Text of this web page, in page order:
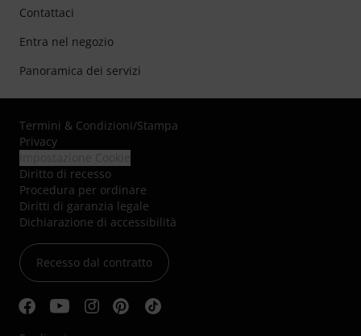
Contattaci
Entra nel negozio
Panoramica dei servizi
Termini & Condizioni/Stampa
Privacy
Diritto di recesso
Procedura per ordinare
Diritti di garanzia legale
Dichiarazione di accessibilità
Recesso dal contratto